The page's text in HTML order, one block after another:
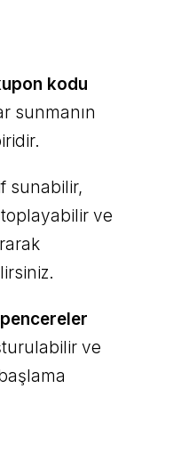
kodu
sunmanın
sunabilir,
ve
ve